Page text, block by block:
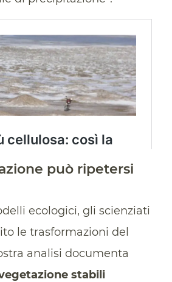
può ripetersi
ecologici, gli scienziati
le trasformazioni del
analisi documenta
stabili